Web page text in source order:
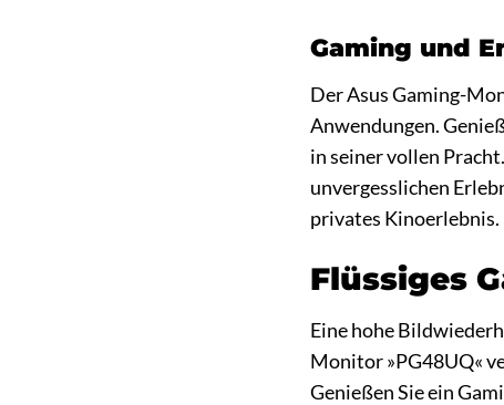
Gaming und
Der Asus Gaming-
Anwendungen.
in seiner vollen
unvergesslichen
privates Kinoerlebnis.
Flüssiges
Eine hohe
Monitor »PG48UQ«
Genießen Sie ein